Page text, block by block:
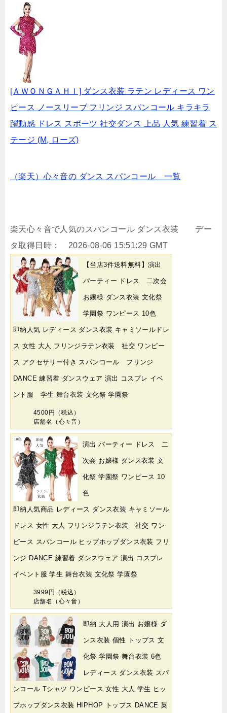
[ＡＷＯＮＧＡＨＩ] ダンス衣装 ラテン レディース ワン
ピース ノースリーブ フリンジ スパンコール キラキラ
躍動感 ドレス スポーツ 社交ダンス 上品 人気 練習着 ス
テージ (M, ローズ)
（楽天）心々音の ダンス スパンコール 一覧
楽天心々音で人気のスパンコール ダンス衣装 デー
タ取得日時： 2026-08-06 15:51:29 GMT
【当店3件送料無料】演出
パーティー ドレス 二次会
お嬢様 ダンス衣装 文化祭
学園祭 ワンピース 10色
即納人気 レディース ダンス衣装 キャミソールドレ
ス 女性 大人 フリンジラテン衣装 社交 ワンピー
ス アクセサリー付き スパンコール フリンジ
DANCE 練習着 ダンスウェア 演出 コスプレ イベ
ント服 学生 舞台衣装 文化祭 学園祭
4500円（税込）
店舗名（心々音）
演出 パーティー ドレス 二
次会 お嬢様 ダンス衣装 文
化祭 学園祭 ワンピース 10
色
即納人気商品 レディース ダンス衣装 キャミソール
ドレス 女性 大人 フリンジラテン衣装 社交 ワン
ピース スパンコール ヒップホップダンス衣装 フリ
ンジ DANCE 練習着 ダンスウェア 演出 コスプレ
イベント服 学生 舞台衣装 文化祭 学園祭
3999円（税込）
店舗名（心々音）
即納 大人用 演出 お嬢様 ダ
ンス衣装 個性 トップス 文
化祭 学園祭 舞台衣装 6色
レディース ダンス衣装 スパ
ンコール Tシャツ ワンピース 女性 大人 学生 ヒッ
プホップダンス衣装 HIPHOP トップス DANCE 英